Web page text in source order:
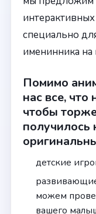
специально
именинника
Помимо
нас все,
чтобы
детские
можем
вашего